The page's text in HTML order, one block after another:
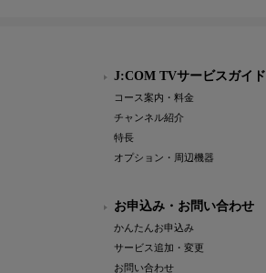
J:COM TVサービスガイド
コース案内・料金
チャンネル紹介
特長
オプション・周辺機器
お申込み・お問い合わせ
かんたんお申込み
サービス追加・変更
お問い合わせ